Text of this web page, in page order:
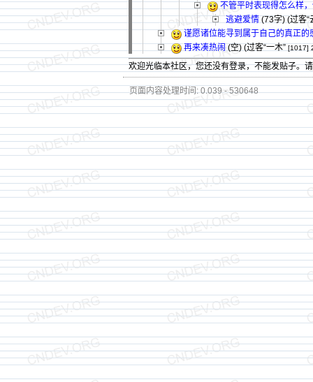
不管平时表现得怎么样
逃避爱情 (73字) (过客“
谨愿诸位能寻到属于自己的真正的
再来凑热闹 (空) (过客“一木” [1017]
欢迎光临本社区，您还没有登录，不能发贴子。
页面内容处理时间: 0.039 - 530648